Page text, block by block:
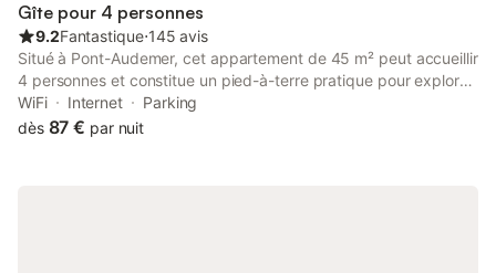
Gîte pour 4 personnes
9.2Fantastique⋅145 avis
Situé à Pont-Audemer, cet appartement de 45 m² peut accueillir
4 personnes et constitue un pied-à-terre pratique pour explorer
la région. La propriété dispose d'une entrée privée et
d'intérieurs insonorisés, garantissant un environnement calme
WiFi Internet
Parking
dès 87 € par nuit